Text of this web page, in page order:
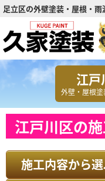
足立区の外壁塗装・屋根・
江戸
外壁・屋根
江戸川区の
施工内容から